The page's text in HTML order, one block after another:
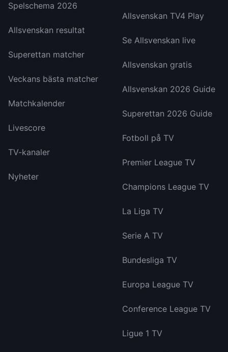
Spelschema 2026
Allsvenskan resultat
Superettan matcher
Veckans bästa matcher
Matchkalender
Livescore
TV-kanaler
Nyheter
Allsvenskan TV4 Play
Se Allsvenskan live
Allsvenskan gratis
Allsvenskan 2026 Guide
Superettan 2026 Guide
Fotboll på TV
Premier League TV
Champions League TV
La Liga TV
Serie A TV
Bundesliga TV
Europa League TV
Conference League TV
Ligue 1 TV